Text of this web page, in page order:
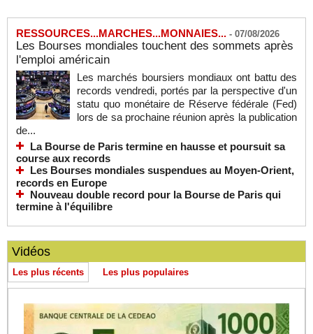
RESSOURCES...MARCHES...MONNAIES... - 07/08/2026
Les Bourses mondiales touchent des sommets après
l'emploi américain
Les marchés boursiers mondiaux ont battu des
records vendredi, portés par la perspective d'un
statu quo monétaire de Réserve fédérale (Fed)
lors de sa prochaine réunion après la publication
de...
La Bourse de Paris termine en hausse et poursuit sa
course aux records
Les Bourses mondiales suspendues au Moyen-Orient,
records en Europe
Nouveau double record pour la Bourse de Paris qui
termine à l'équilibre
Vidéos
Les plus récents Les plus populaires